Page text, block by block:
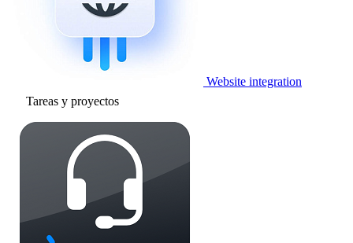
Website integration
Tareas y proyectos